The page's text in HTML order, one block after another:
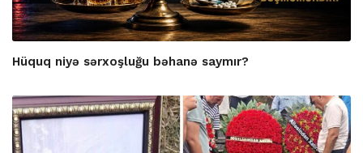
Hüquq niyə sərxoşluğu bəhanə saymır?